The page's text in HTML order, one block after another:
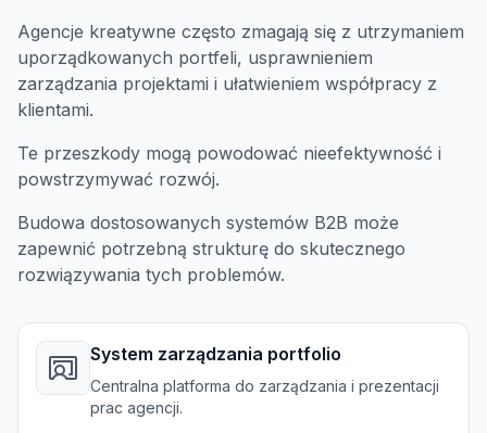
Agencje kreatywne często zmagają się z utrzymaniem
uporządkowanych portfeli, usprawnieniem
zarządzania projektami i ułatwieniem współpracy z
klientami.
Te przeszkody mogą powodować nieefektywność i
powstrzymywać rozwój.
Budowa dostosowanych systemów B2B może
zapewnić potrzebną strukturę do skutecznego
rozwiązywania tych problemów.
System zarządzania portfolio
Centralna platforma do zarządzania i prezentacji
prac agencji.